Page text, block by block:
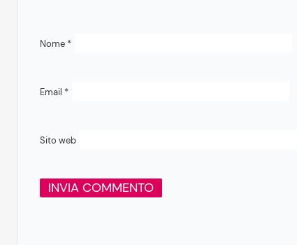
Nome *
Email *
Sito web